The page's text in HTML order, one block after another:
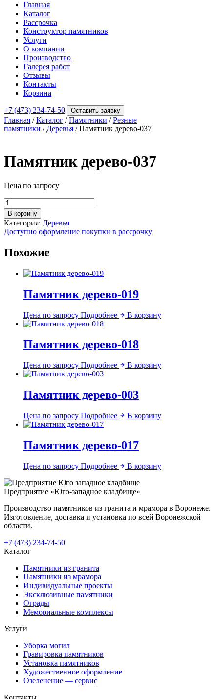
Главная
Каталог
Рассрочка
Конструктор памятников
Услуги
О компании
Производство
Галерея работ
Отзывы
Контакты
Корзина
+7 (473) 234-74-50 Оставить заявку
Главная /Каталог /Памятники /Резные
памятники / Деревья / Памятник дерево-037
Памятник дерево-037
Цена по запросу
Количество
товара
Памятник
дерево-037
В корзину
Категория: Деревья
Доступно оформление покупки в рассрочку
Похожие
Памятник дерево-019
Цена по запросу Подробнее В корзину
Памятник дерево-018
Цена по запросу Подробнее В корзину
Памятник дерево-003
Цена по запросу Подробнее В корзину
Памятник дерево-017
Цена по запросу Подробнее В корзину
Предприятие «Юго-западное кладбище»
Производство памятников из гранита и мрамора в Воронеже.
Изготовление, доставка и установка по всей Воронежской
области.
+7 (473) 234-74-50
Каталог
Памятники из гранита
Памятники из мрамора
Индивидуальные проекты
Эксклюзивные памятники
Ограды
Мемориальные комплексы
Услуги
Уборка могил
Гравировка памятников
Установка памятников
Художественное оформление
Озеленение — сервис
Контакты